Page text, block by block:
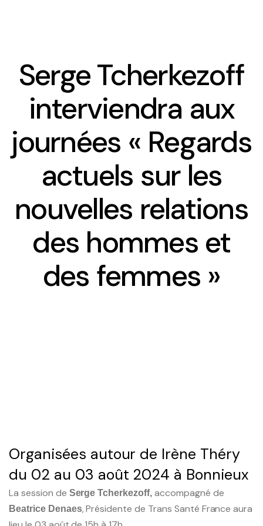
Présentation
Equipe
Contact et accueil
Comité d’Ethique
Le séminaire du CREDO
Le séminaire EHESS/CREDO
Médiation scientifique
Interventions extérieures
Programmes collaboratifs
Serge Tcherkezoff
interviendra aux
journées « Regards
actuels sur les
nouvelles relations
des hommes et
des femmes »
Organisées autour de Irène Théry
du 02 au 03 août 2024 à Bonnieux
La session de Serge Tcherkezoff,accompagné de
Beatrice Denaes, Présidente de Trans Santé France aura